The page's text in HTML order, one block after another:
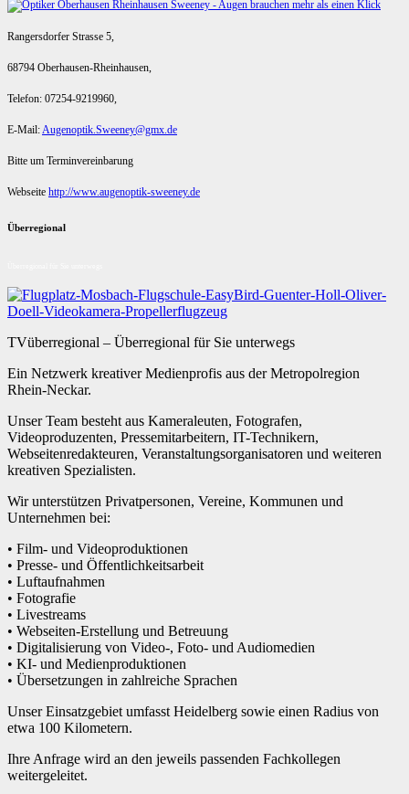
Rangersdorfer Strasse 5,
68794 Oberhausen-Rheinhausen,
Telefon: 07254-9219960,
E-Mail:Augenoptik.Sweeney@gmx.de
Bitte um Terminvereinbarung
Webseite http://www.augenoptik-sweeney.de
Überregional
TVüberregional – Überregional für Sie unterwegs
Ein Netzwerk kreativer Medienprofis aus der Metropolregion
Rhein-Neckar.
Unser Team besteht aus Kameraleuten, Fotografen,
Videoproduzenten, Pressemitarbeitern, IT-Technikern,
Webseitenredakteuren, Veranstaltungsorganisatoren und weiteren
kreativen Spezialisten.
Wir unterstützen Privatpersonen, Vereine, Kommunen und
Unternehmen bei:
• Film- und Videoproduktionen
• Presse- und Öffentlichkeitsarbeit
• Luftaufnahmen
• Fotografie
• Livestreams
• Webseiten-Erstellung und Betreuung
• Digitalisierung von Video-, Foto- und Audiomedien
• KI- und Medienproduktionen
• Übersetzungen in zahlreiche Sprachen
Unser Einsatzgebiet umfasst Heidelberg sowie einen Radius von
etwa 100 Kilometern.
Ihre Anfrage wird an den jeweils passenden Fachkollegen
weitergeleitet.